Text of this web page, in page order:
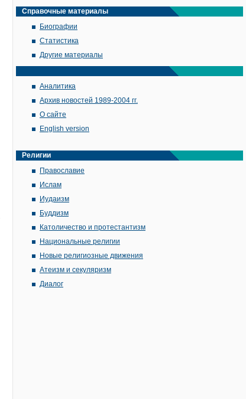
Справочные материалы
Биографии
Статистика
Другие материалы
Аналитика
Архив новостей 1989-2004 гг.
О сайте
English version
Религии
Православие
Ислам
Иудаизм
Буддизм
Католичество и протестантизм
Национальные религии
Новые религиозные движения
Атеизм и секуляризм
Диалог